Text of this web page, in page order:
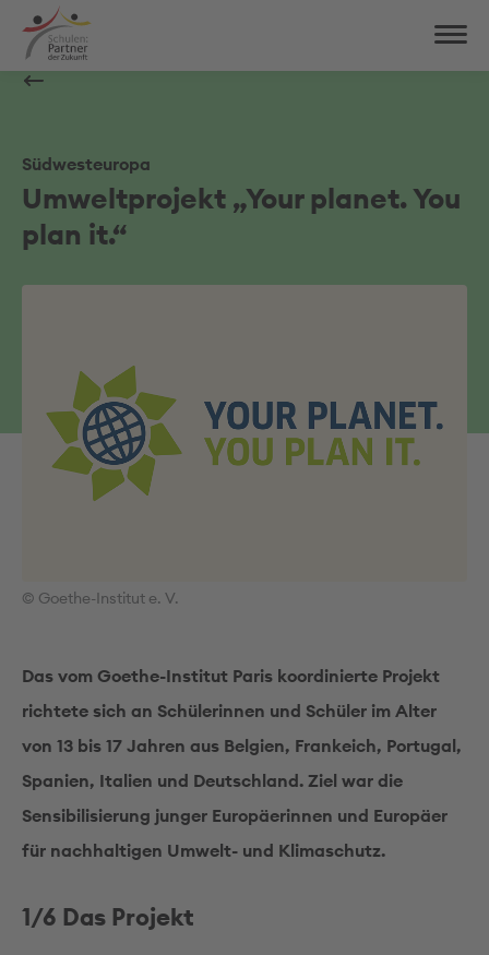
Südwesteuropa
Umweltprojekt „Your planet. You
plan it.“
© Goethe-Institut e. V.
Das vom Goethe-Institut Paris koordinierte Projekt
richtete sich an Schülerinnen und Schüler im Alter
von 13 bis 17 Jahren aus Belgien, Frankeich, Portugal,
Spanien, Italien und Deutschland. Ziel war die
Sensibilisierung junger Europäerinnen und Europäer
für nachhaltigen Umwelt- und Klimaschutz.
1/6 Das Projekt